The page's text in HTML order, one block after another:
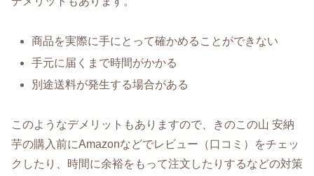
商品を実際に手にとって確かめることができない
手元に届くまで時間がかかる
別途送料が発生する場合がある
このようなデメリットもありますので、きのこの山 安納
芋の購入前にAmazonなどでレビュー（口コミ）をチェッ
クしたり、時間に余裕をもって注文したりするなどの対策